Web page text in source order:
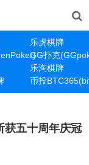
乐虎棋牌
GG扑克
乐淘棋牌
币投
获五十周年庆冠